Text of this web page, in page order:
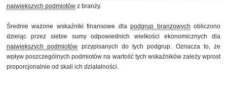
największych podmiotów z branży.
Średnie ważone wskaźniki finansowe dlapodgrup branżowych obliczono
dzieląc przez siebie sumy odpowiednich wielkości ekonomicznych dla
największych podmiotów przypisanych do tych podgrup. Oznacza to, że
wpływ poszczególnych podmiotów na wartość tych wskaźników zależy wprost
proporcjonalnie od skali ich działalności.